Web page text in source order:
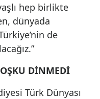
hep birlikte
dünyada
de
DİNMEDİ
Türk Dünyası